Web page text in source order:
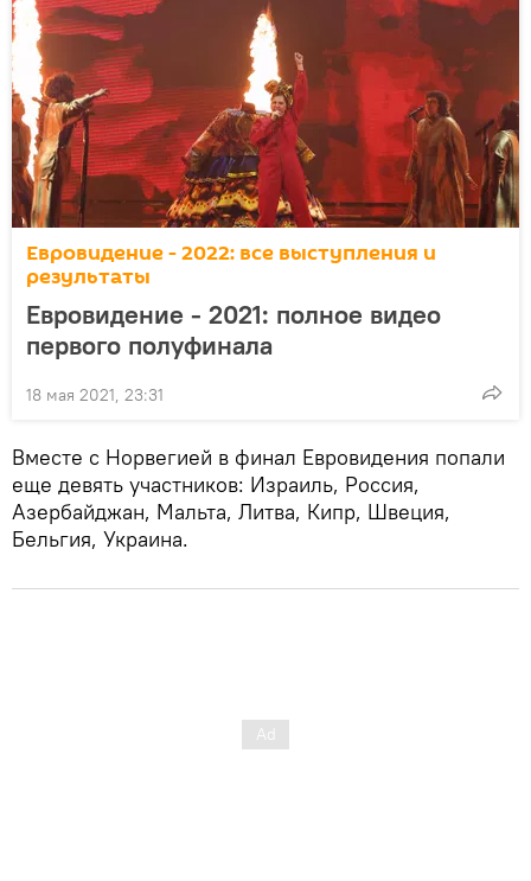
Евровидение - 2022: все выступления и
результаты
Евровидение - 2021: полное видео
первого полуфинала
18 мая 2021, 23:31
Вместе с Норвегией в финал Евровидения попали
еще девять участников: Израиль, Россия,
Азербайджан, Мальта, Литва, Кипр, Швеция,
Бельгия, Украина.